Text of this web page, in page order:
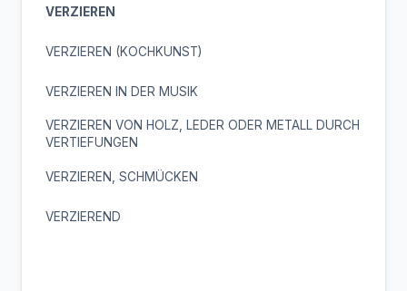
VERZIEREN
VERZIEREN (KOCHKUNST)
VERZIEREN IN DER MUSIK
VERZIEREN VON HOLZ, LEDER ODER METALL DURCH
VERTIEFUNGEN
VERZIEREN, SCHMÜCKEN
VERZIEREND